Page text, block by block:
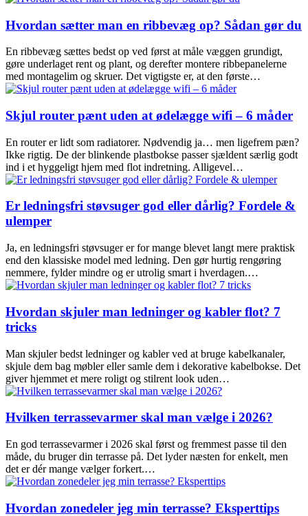
Hvordan sætter man en ribbevæg op? Sådan gør du
En ribbevæg sættes bedst op ved først at måle væggen grundigt,
gøre underlaget rent og plant, og derefter montere ribbepanelerne
med montagelim og skruer. Det vigtigste er, at den første…
Skjul router pænt uden at ødelægge wifi – 6 måder
En router er lidt som radiatorer. Nødvendig ja… men ligefrem pæn?
Ikke rigtig. De der blinkende plastbokse passer sjældent særlig godt
ind i et hyggeligt hjem med flot indretning. Alligevel…
Er ledningsfri støvsuger god eller dårlig? Fordele &
ulemper
Ja, en ledningsfri støvsuger er for mange blevet langt mere praktisk
end den klassiske model med ledning. Den gør hurtig rengøring
nemmere, fylder mindre og er utrolig smart i hverdagen.…
Hvordan skjuler man ledninger og kabler flot? 7
tricks
Man skjuler bedst ledninger og kabler ved at bruge kabelkanaler,
skjule dem bag møbler eller samle dem i dekorative kabelbokse. Det
giver hjemmet et mere roligt og stilrent look uden…
Hvilken terrassevarmer skal man vælge i 2026?
En god terrassevarmer i 2026 skal først og fremmest passe til den
måde, du bruger din terrasse på. Det lyder næsten for enkelt, men
det er dér mange vælger forkert.…
Hvordan zonedeler jeg min terrasse? Eksperttips